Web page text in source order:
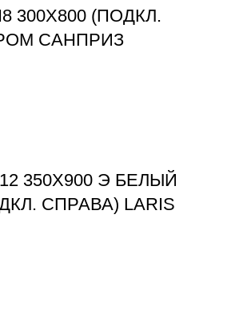
300X800 (ПОДКЛ.
САНПРИЗ
350Х900 Э БЕЛЫЙ
СПРАВА) LARIS